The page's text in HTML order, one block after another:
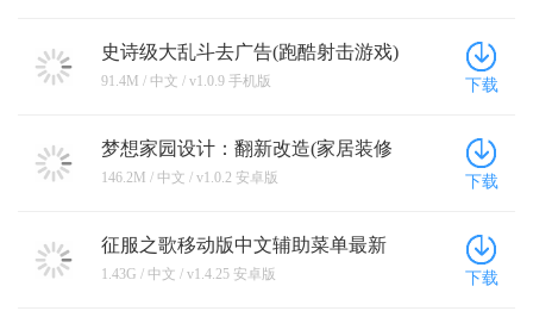
史诗级大乱斗去广告(跑酷射击游戏)
v1.0.9 手机版
91.4M / 中文 / v1.0.9 手机版 下载
梦想家园设计：翻新改造(家居装修
模拟游戏) v1.0.2 安卓版
146.2M / 中文 / v1.0.2 安卓版 下载
征服之歌移动版中文辅助菜单最新
安卓版 v1.4.25 安卓版
1.43G / 中文 / v1.4.25 安卓版 下载